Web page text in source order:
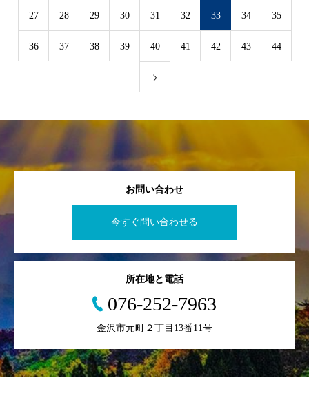
27 28 29 30 31 32 33 34 35
36 37 38 39 40 41 42 43 44
お問い合わせ
今すぐ問い合わせる
所在地と電話
076-252-7963
金沢市元町２丁目13番11号